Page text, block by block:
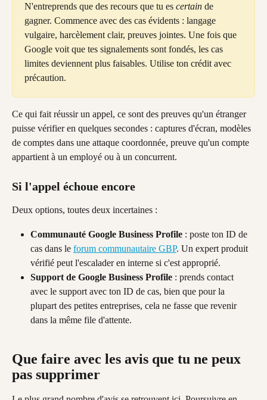
N'entreprends que des recours que tu es certain de
gagner. Commence avec des cas évidents : langage
vulgaire, harcèlement clair, preuves jointes. Une fois que
Google voit que tes signalements sont fondés, les cas
limites deviennent plus faisables. Utilise ton crédit avec
précaution.
Ce qui fait réussir un appel, ce sont des preuves qu'un étranger
puisse vérifier en quelques secondes : captures d'écran, modèles
de comptes dans une attaque coordonnée, preuve qu'un compte
appartient à un employé ou à un concurrent.
Si l'appel échoue encore
Deux options, toutes deux incertaines :
Communauté Google Business Profile : poste ton ID de
cas dans le forum communautaire GBP. Un expert produit
vérifié peut l'escalader en interne si c'est approprié.
Support de Google Business Profile : prends contact
avec le support avec ton ID de cas, bien que pour la
plupart des petites entreprises, cela ne fasse que revenir
dans la même file d'attente.
Que faire avec les avis que tu ne peux
pas supprimer